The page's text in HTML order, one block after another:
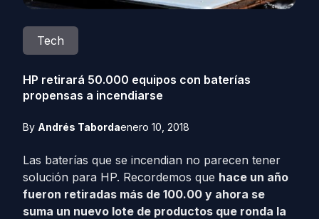
Tech
HP retirará 50.000 equipos con baterías
propensas a incendiarse
By Andrés Tabordaenero 10, 2018
Las baterías que se incendian no parecen tener
solución para HP. Recordemos que hace un año
fueron retiradas más de 100.00 y ahora se
suma un nuevo lote de productos que ronda la